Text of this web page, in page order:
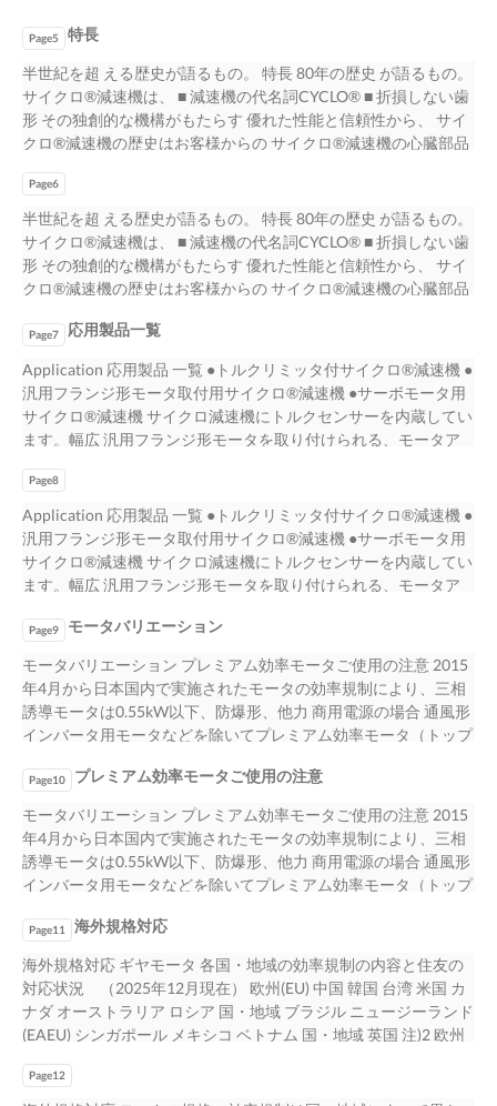
854-10 086-463-5678 086-463-5608 広島 〒732-0827 広島県広
5544 四国 〒792-0003 愛媛県新居浜市新田町 3-4-23 SES ビル
0897-32-7137 0897-34-1303 北九州 〒802-0001 福岡県北九州市
小倉北区浅野 2-14-1 KMMビル 093-531-7760 093-531-7778 サ
福岡 〒812-0025 福岡県福岡市博多区店屋町 8-30 博多フコク生
命ビル 092-283-3277 092-283-3177 イ 修理・メンテナンスのお
問い合わせ ク サービステ クニカルセン ター TEL FAX ロ
CYCLO® 名古屋 〒474-0023 愛知県大府市大東町 2-97-1 0562-
45-6402 0562-44-1998 ® サイクロ® 減速機 技術的なお問い合わ
せ 減 お客様相談センター https://www.shi.co.jp/ptc/ 速 営業時間
フリーダイヤル 0120-42-3196 月曜日～金曜日 9:00～12:00
13:00～17:00 携帯電話から 0570-03-3196 （祝日・弊社休業日
を除く） FAX 0562-48-2005 機 記載内容は、製品改良などの理由
により予告なく変更することがあります。 No.C2001-10.1 〒
141-6025 東京都品川区大崎 2-1-1 ThinkPark Tower JA31 2026年
1月発行 No.C2001-10
サイクロ減速機のみとなります。 コンフィグレータについて
の詳細はこちら アップデート情報や、操作マニュアル・使用方
法動画などチェック https://tools-japan.sumitomodrive.com/cpq-
info
D15 立形位置関係 F30 選定について B3 1
タ標準仕様 B4 2段形 D78 許容入力回転数 F34
形式 B6 モータ特性表 F36 使用環境パッケージ
B7 E レデューサ・寸法図 端子箱 F44 形式例と製品例 B8
モータファンカバー F56 減速機製作範囲 B10
寸法図 E1 モータブレーキ F57 モータ製作
範囲 B14 横形・脚付 E3 結線 F70 選定手
順 B16 横形・フランジ取付 E25 インバータ駆動
について F86 選定例 B18 立形・取付台付 E45
世界の電源事情 F89 負荷係数 B20 保護方
式・冷却方式 F90 選定表の見方 B23 規格対応に
形・2段形 B27 参考資料編 F94 3段形 B143
サイクロ減速機・新旧枠番対照表 F96 C ギヤモータ・寸
法図 G オプション 寸法図 C1 使用環境 G2
横形・脚付 C3 取合寸法・取付 G12 横
形・フランジ取付 C127 重ラジアル荷重形 G22 立
G25 モータブレーキ G26 海外仕様 G28 塗
ご注意 H3 海外拠点のご案内 H4 サービスネットワ
ーク H5 A2
A9 減速機製作範囲 D8 潤滑 F10 海外規格
対応 A10 選定手順 D10 許容ラジアル・スラスト
荷重 F14 プロダクトラインアップ A12 選定例
D12 低速軸軸端詳細寸法 F19 負荷係数 D13
高速軸軸端詳細寸法 F21 B ギヤモータ・選定 選
定表の見方 D14 慣性モーメント・GD2 F23 選定表
D15 立形位置関係 F30 選定について B3 1
タ標準仕様 B4 2段形 D78 許容入力回転数 F34
形式 B6 モータ特性表 F36 使用環境パッケージ
B7 E レデューサ・寸法図 端子箱 F44 形式例と製品例 B8
モータファンカバー F56 減速機製作範囲 B10
寸法図 E1 モータブレーキ F57 モータ製作
範囲 B14 横形・脚付 E3 結線 F70 選定手
順 B16 横形・フランジ取付 E25 インバータ駆動
について F86 選定例 B18 立形・取付台付 E45
世界の電源事情 F89 負荷係数 B20 保護方
式・冷却方式 F90 選定表の見方 B23 規格対応に
形・2段形 B27 参考資料編 F94 3段形 B143
サイクロ減速機・新旧枠番対照表 F96 C ギヤモータ・寸
法図 G オプション 寸法図 C1 使用環境 G2
横形・脚付 C3 取合寸法・取付 G12 横
形・フランジ取付 C127 重ラジアル荷重形 G22 立
G25 モータブレーキ G26 海外仕様 G28 塗
装・防錆 G83 H その他 保証基準 H2 安全に関する
ご注意 H3 海外拠点のご案内 H4 サービスネットワ
ーク H5 A3
Page5 特長
半世紀を超 える歴史が語るもの。 特長 80年の歴史 が語るもの。
サイクロ®減速機は、 ■ 減速機の代名詞CYCLO® ■ 折損しない歯
形 その独創的な機構がもたらす 優れた性能と信頼性から、 サイ
クロ®減速機の歴史はお客様からの サイクロ®減速機の心臓部品
てまいりました。 要望、信頼、ご支持によって育まれてきま 歯
車と異なり、独自の滑らかな曲線（エピトロコイド平行曲線）
した。 を持っています。また内歯車にも独自の円弧歯形を採
用。歯の 「減速機の代名詞」とも称される現在、そし 折損がな
い滑らかな転がり接触を可能にしました。 1939年の生産開始以
で高い減速比を得ること、つまり高効率と高減 その一台一台に
に動かしつづけることが、住友重機械の使 速比の両立を可能に
しました。（SKシリーズ・低減速比シリーズ お客様と住友重機
械との出会いがあり、 命です。 を除く） インボリュートギヤは
サイクロ®減速機は 少ない噛み合い率で 滑らかな転がり接触 滑
り接触 コラボレーションの物語があります。 これからもお客様
のビジネスの ■ 万全のアフターサービス体制 ■ 豊富な品揃え 高
度化・グローバル化に伴い、 信頼されるパートナーであり続け
るために、 お客様に安心して末永く減速機をお使い モータ容量
0.1kW～132kW、減速比2.5～658503が標準化され ●立形架台付
サイクロ®減速機 心を込めて 頂くことも住友重機械の使命と考
えていま ており、短納期でお届けすることが可能です。また、
異なり、同じモータ容量、同じ減速比でもサービス そのために
全国を網羅するサービス拠点 ファクター（モータ定格に対する
減速機の余裕度）を自由に選 が、修理、メンテナンスに迅速か
つ細やか ぶことができます。 に対応いたします。 更に用途に合
わせた各種応用製品をご用意。豊富な品揃えか ●サイクロモータ
グローバルビジネスをサポート するため、世界各国・地域に、
製造工場・組 ●トルクリミッタ付 ●サーボモータ用 立工場・セー
ルスオフィスを展開。 サイクロ®減速機 サイクロ®減速機
「全世界に共通の品質と性能」を実現して います。 ■ オプショ
ン対応 海外仕様や、特殊環境下での仕様、負荷条件が厳しい場
合などの、様々な条件、用途に対応するためのオプション仕様が
適、最良のカスタマイズ設計にも対応いたします。 A4
Page6
半世紀を超 える歴史が語るもの。 特長 80年の歴史 が語るもの。
サイクロ®減速機は、 ■ 減速機の代名詞CYCLO® ■ 折損しない歯
形 その独創的な機構がもたらす 優れた性能と信頼性から、 サイ
クロ®減速機の歴史はお客様からの サイクロ®減速機の心臓部品
てまいりました。 要望、信頼、ご支持によって育まれてきま 歯
車と異なり、独自の滑らかな曲線（エピトロコイド平行曲線）
した。 を持っています。また内歯車にも独自の円弧歯形を採
用。歯の 「減速機の代名詞」とも称される現在、そし 折損がな
い滑らかな転がり接触を可能にしました。 1939年の生産開始以
来、 てこれからも、あらゆる機械を正確に安全 少ない減速段数
で高い減速比を得ること、つまり高効率と高減 その一台一台に
に動かしつづけることが、住友重機械の使 速比の両立を可能に
しました。（SKシリーズ・低減速比シリーズ お客様と住友重機
械との出会いがあり、 命です。 を除く） インボリュートギヤは
サイクロ®減速機は 少ない噛み合い率で 滑らかな転がり接触 滑
り接触 コラボレーションの物語があります。 これからもお客様
のビジネスの ■ 万全のアフターサービス体制 ■ 豊富な品揃え 高
度化・グローバル化に伴い、 信頼されるパートナーであり続け
るために、 お客様に安心して末永く減速機をお使い モータ容量
0.1kW～132kW、減速比2.5～658503が標準化され ●立形架台付
サイクロ®減速機 心を込めて 頂くことも住友重機械の使命と考
えていま ており、短納期でお届けすることが可能です。また、
異なり、同じモータ容量、同じ減速比でもサービス そのために
減速機の余裕度）を自由に選 が、修理、メンテナンスに迅速か
つ細やか ぶことができます。 に対応いたします。 更に用途に合
わせた各種応用製品をご用意。豊富な品揃えか ●サイクロモータ
プーリ® ら最適な一台をお選び頂けます。 ■ 国際展開 お客様の
グローバルビジネスをサポート するため、世界各国・地域に、
製造工場・組 ●トルクリミッタ付 ●サーボモータ用 立工場・セー
ルスオフィスを展開。 サイクロ®減速機 サイクロ®減速機
「全世界に共通の品質と性能」を実現して います。 ■ オプショ
ン対応 海外仕様や、特殊環境下での仕様、負荷条件が厳しい場
合などの、様々な条件、用途に対応するためのオプション仕様が
適、最良のカスタマイズ設計にも対応いたします。 A5
Page7 応用製品一覧
Application 応用製品 一覧 ●トルクリミッタ付サイクロ®減速機 ●
汎用フランジ形モータ取付用サイクロ®減速機 ●サーボモータ用
サイクロ®減速機 サイクロ減速機にトルクセンサーを内蔵してい
ます。幅広 汎用フランジ形モータを取り付けられる、モータア
トルク設定ができ、お客様の大切な装置をオーバー ター付のサ
イクロ減速機です。取付部を入力ホロー形に も生かすことが可
能な減速機です。入力側に各メーカー ロードによる破損から保
護します。 しているため、取り扱いが容易です。 のサーボモー
タ用アダプター（モータ軸はキーレス・キー （ カタログ No.
タの 取り付けができます。スタンダード（STD）シリーズとロー
C2103） 許容ピークトルク：30～1370N・m モ ー タ 容 量：0.2
～30kW 減 速 比：6～658503 減 速 比：6～87 設定
トルク範囲：50～68200N・m バックラッシ：6分以下（LBシリ
ーズ） ●立形架台付サイクロ®減速機 ●サイクロモータプーリ® ●
サイクロキャプスタン® ●センターポスト形サイクロ®減速機 サ
イクロ減速機の出力部に、 プーリドラムの中に、サイクロ減速
機が内蔵されていま キャプスタンに直接サイクロ減速機が付い
ています。保守 サイクロ減速機にトルクリミッタと内歯歯車を
組み合わせ 高剛性の密閉構造架台を装 す。軽量でコンパクト、
取り付け・メンテナンスが簡単で が簡単で、省スペースな設計
拌軸に簡単に取付可能で す。 （ カタログ No. C2004） （ カタロ
7.5kW モータ容量：0.1～132kW 減 速 比：11～165 モータ容
量：2.2～11kW モ ー タ 容 量：0.4～3.7kW 減 速 比：6～119
ド ラ ム 径：260～520mm 減 速 比：87 設定トルク範囲：
19600～245000N・m ●サイクロパック® ●サイクロホイール® ●
バイエル・ サイクロ®可変減速機 ●サイクロ®減速機付 ヘッドコ
ン®ウォーム減速機 サイクロ減速機に乾式単板クラッチ/ブレー
Page8
Application 応用製品 一覧 ●トルクリミッタ付サイクロ®減速機 ●
汎用フランジ形モータ取付用サイクロ®減速機 ●サーボモータ用
サイクロ®減速機 サイクロ減速機にトルクセンサーを内蔵してい
ます。幅広 汎用フランジ形モータを取り付けられる、モータア
トルク設定ができ、お客様の大切な装置をオーバー ター付のサ
イクロ減速機です。取付部を入力ホロー形に も生かすことが可
能な減速機です。入力側に各メーカー ロードによる破損から保
護します。 しているため、取り扱いが容易です。 のサーボモー
タ用アダプター（モータ軸はキーレス・キー （ カタログ No.
C2002） 付に対応）を用意していますので、簡単にサーボモー
タの 取り付けができます。スタンダード（STD）シリーズとロー
バックラッシ（LB）シリーズがあります。 （ カタログ No.
C2103） 許容ピークトルク：30～1370N・m モ ー タ 容 量：0.2
～30kW 減 速 比：6～658503 減 速 比：6～87 設定
トルク範囲：50～68200N・m バックラッシ：6分以下（LBシリ
ーズ） ●立形架台付サイクロ®減速機 ●サイクロモータプーリ® ●
イクロ減速機の出力部に、 プーリドラムの中に、サイクロ減速
機が内蔵されていま キャプスタンに直接サイクロ減速機が付い
ています。保守 サイクロ減速機にトルクリミッタと内歯歯車を
組み合わせ 高剛性の密閉構造架台を装 す。軽量でコンパクト、
取り付け・メンテナンスが簡単で が簡単で、省スペースな設計
拌軸に簡単に取付可能で す。 （ カタログ No. C2004） （ カタロ
Page9 モータバリエーション
モータバリエーション プレミアム効率モータご使用の注意 2015
年4月から日本国内で実施されたモータの効率規制により、三相
誘導モータは0.55kW以下、防爆形、他力 商用電源の場合 通風形
インバータ用モータなどを除いてプレミアム効率モータ（トップ
従来の標準効率モータと特性が異なります。 主要な海外の各
国・地域では、各々の効率規制があります。（詳細はA10、A11
頁参照） 特に既設品からの交換時には、動力や周辺機器の見直
しが必要です。 ■モータ特性 標準効率モータ プレミアム効率モ
ータ ■サイクロ減速機のモータバリエーション 【例】 モータ回
転数： 1700r/min モータ回転数： 1740r/min モーモタ種ー類タ
種類 /kW 0.1kW 0.2kW 0.25k0W.1 00.4.2kW0 .205.550k.W4
0..755kW0. 75 1.1 1.57.52k.W2 31.01kW3 .7 15k.5W
71.58.5k1W1 221k5W 183.50kW2 2 3370kW 3745kW45
5555kW モータ容量 2.2kW 定格電流値：8.90A 定格電流値：
9.32A 三相モータ 始動電流値：46.9A 始動電流値： 74.9A 標準
4P 電源電圧 200V 60Hz 始動トルク：204% 始動トルク： 297%
標準 4P 停動トルク：229% 停動トルク： 402% 4P 安全増防爆形
安全増防爆4形P 三相モータ 6P 6P プレミアム効率モータは 標準
Page10 プレミアム効率モータご使用の注意
モータバリエーション プレミアム効率モータご使用の注意 2015
年4月から日本国内で実施されたモータの効率規制により、三相
誘導モータは0.55kW以下、防爆形、他力 商用電源の場合 通風形
インバータ用モータなどを除いてプレミアム効率モータ（トップ
従来の標準効率モータと特性が異なります。 主要な海外の各
国・地域では、各々の効率規制があります。（詳細はA10、A11
頁参照） 特に既設品からの交換時には、動力や周辺機器の見直
しが必要です。 ■モータ特性 標準効率モータ プレミアム効率モ
ータ ■サイクロ減速機のモータバリエーション 【例】 モータ回
転数： 1700r/min モータ回転数： 1740r/min モータ種類 0.1kW
0.2kW 0.25kW 0.4kW 0.55kW 0.75kW 7.5kW 11kW 15kW
Page11 海外規格対応
海外規格対応 ギヤモータ 各国・地域の効率規制の内容と住友の
対応状況 （2025年12月現在） 欧州(EU) 中国 韓国 台湾 米国 カ
ナダ オーストラリア ロシア 国・地域 ブラジル ニュージーランド
(EAEU) シンガポール メキシコ ベトナム 国・地域 英国 注)2 欧州
IEC NOM TCVN 英国 BS 規格 規格 欧州 EN 60034-30-1: 2014 英
Page12